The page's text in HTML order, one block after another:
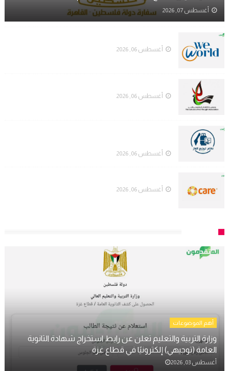
أغسطس 07, 2026
أغسطس 06, 2026
أغسطس 06, 2026
أغسطس 06, 2026
أغسطس 06, 2026
أهم الموضوعات
وزارة التربية والتعليم تعلن عن رابط استخراج شهادة الثانوية
العامة (توجيهي) إلكترونيًا في قطاع غزة
أغسطس 03, 2026